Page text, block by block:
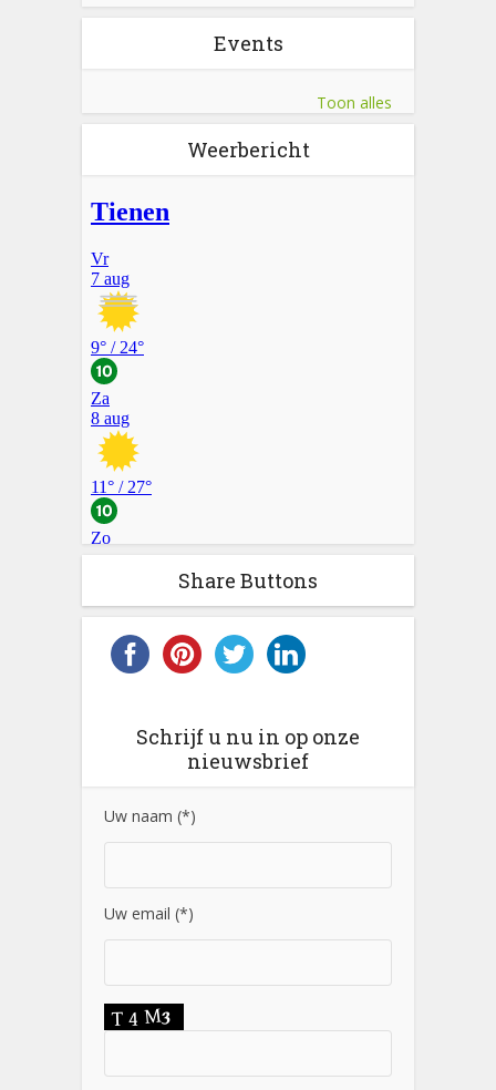
Events
Toon alles
Weerbericht
Share Buttons
Schrijf u nu in op onze
nieuwsbrief
Uw naam (*)
Uw email (*)